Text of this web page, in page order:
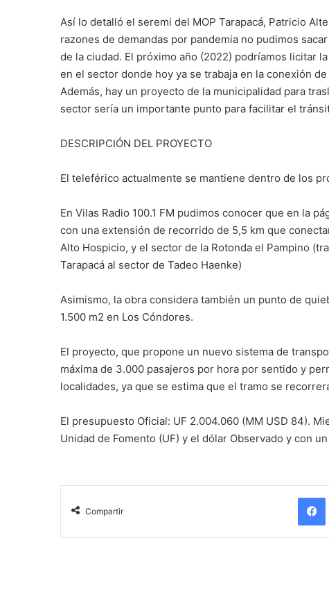
Así lo detalló el seremi del MOP Tarapacá, Patricio
razones de demandas por pandemia no pudimos
de la ciudad. El próximo año (2022) podríamos licitar
en el sector donde hoy ya se trabaja en la conexión
Además, hay un proyecto de la municipalidad para
sector sería un importante punto para facilitar el
DESCRIPCIÓN DEL PROYECTO
El teleférico actualmente se mantiene dentro de los
En Vilas Radio 100.1 FM pudimos conocer que en la
con una extensión de recorrido de 5,5 km que
Alto Hospicio, y el sector de la Rotonda el Pampino
Tarapacá al sector de Tadeo Haenke)
Asimismo, la obra considera también un punto de
1.500 m2 en Los Cóndores.
El proyecto, que propone un nuevo sistema de
máxima de 3.000 pasajeros por hora por sentido y
localidades, ya que se estima que el tramo se
El presupuesto Oficial: UF 2.004.060 (MM USD 84).
Unidad de Fomento (UF) y el dólar Observado y con
Compartir